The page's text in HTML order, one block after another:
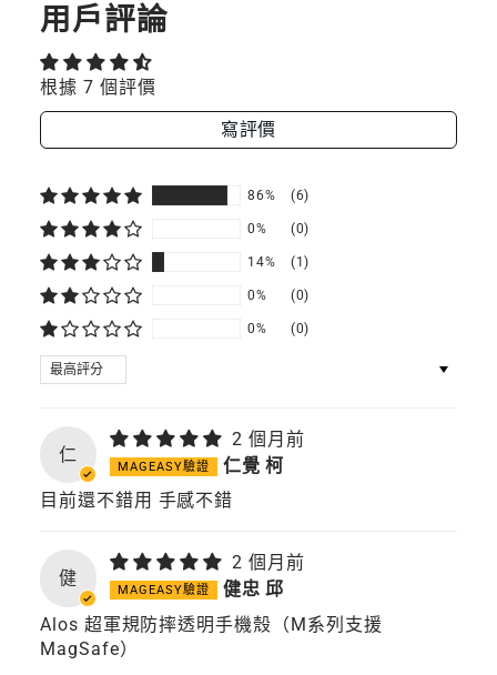
（M
MagSafe）
用戶評論
根據 7 個評價
寫評價
86% (6)
0% (0)
14% (1)
0% (0)
0% (0)
SORT BY
仁
2 個月前
仁覺 柯
目前還不錯用 手感不錯
健
2 個月前
健忠 邱
Alos 超軍規防摔透明手機殼（M系列支援
MagSafe）